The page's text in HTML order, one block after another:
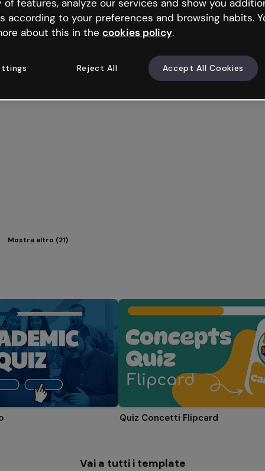
Mostra altro (21)
Quiz Concetti Flipcard
Vai a tutti i template
of features, analyze our services and show you
according to your preferences and browsing habits.
about this in the cookies policy.
Reject All Accept All Cookies